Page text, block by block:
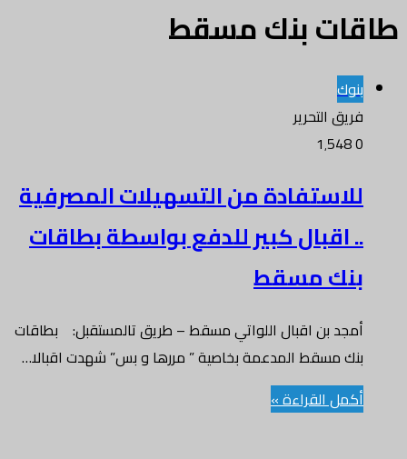
طاقات بنك مسقط
بنوك
فريق التحرير
0
للاستفادة من التسهيلات المصرفية
.. اقبال كبير للدفع بواسطة بطاقات
بنك مسقط
أمجد بن اقبال اللواتي مسقط – طريق تالمستقبل: بطاقات
بنك مسقط المدعمة بخاصية ” مررها و بس” شهدت اقبالا…
أكمل القراءة »